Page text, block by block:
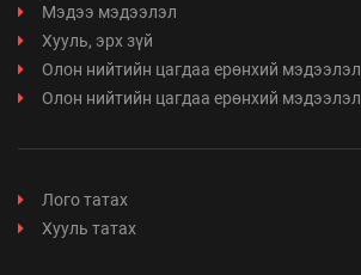
Мэдээ мэдээлэл
Хууль, эрх зүй
Олон нийтийн цагдаа ерөнхий мэдээлэл
Олон нийтийн цагдаа ерөнхий мэдээлэл
Лого татах
Хууль татах